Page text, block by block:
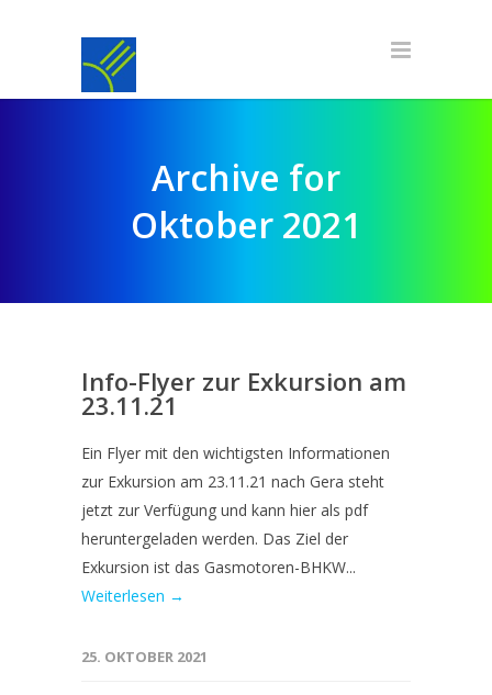
Archive for
Oktober 2021
Info-Flyer zur Exkursion am
23.11.21
Ein Flyer mit den wichtigsten Informationen
zur Exkursion am 23.11.21 nach Gera steht
jetzt zur Verfügung und kann hier als pdf
heruntergeladen werden. Das Ziel der
Exkursion ist das Gasmotoren-BHKW...
Weiterlesen →
25. OKTOBER 2021